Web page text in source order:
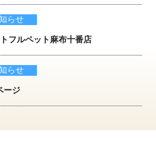
らせ
フルペット麻布十番店
らせ
ージ